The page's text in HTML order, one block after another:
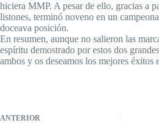
hiciera MMP. A pesar de ello, gracias a
listones, terminó noveno en un
doceava posición.
En resumen, aunque no salieron las
espíritu demostrado por estos dos
ambos y os deseamos los mejores éxitos
ANTERIOR